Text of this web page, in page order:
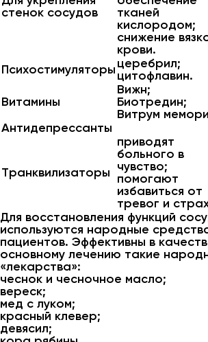
стенок сосудов
тканей
кислородом;
снижение
крови.
Психостимуляторыцеребрил;
цитофлавин.
Витамины
Вижн;
Биотредин;
Витрум
Антидепрессанты
Транквилизаторы
приводят
больного в
чувство;
помогают
избавиться от
тревог и
Для восстановления функций
используются народные
пациентов. Эффективны в
основному лечению такие
«лекарства»:
чеснок и чесночное масло;
вереск;
мед с луком;
красный клевер;
девясил;